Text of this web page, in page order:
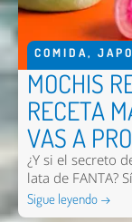
COMIDA,
MOCHIS
RECETA
VAS A
¿Y si el secreto
lata de FANTA?
Sigue leyendo →